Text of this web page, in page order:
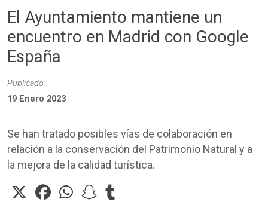
El Ayuntamiento mantiene un
encuentro en Madrid con Google
España
Publicado:
19 Enero 2023
Se han tratado posibles vías de colaboración en
relación a la conservación del Patrimonio Natural y a
la mejora de la calidad turística.